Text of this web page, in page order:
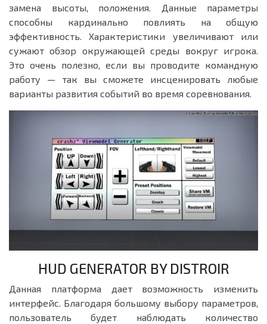
замена высоты, положения. Данные параметры
способны кардинально повлиять на общую
эффективность. Характеристики увеличивают или
сужают обзор окружающей среды вокруг игрока.
Это очень полезно, если вы проводите командную
работу — так вы сможете инсценировать любые
варианты развития событий во время соревнования.
HUD GENERATOR BY DISTROIR
Данная платформа дает возможность изменить
интерфейс. Благодаря большому выбору параметров,
пользователь будет наблюдать количество